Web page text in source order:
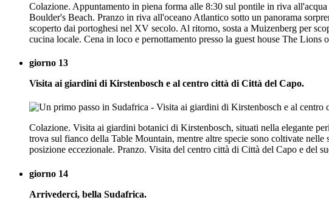
Colazione. Appuntamento in piena forma alle 8:30 sul pontile in riva
Boulder's Beach. Pranzo in riva all'oceano Atlantico sotto un panorama
scoperto dai portoghesi nel XV secolo. Al ritorno, sosta a Muizenberg per
cucina locale. Cena in loco e pernottamento presso la guest house The Lions
giorno 13
Visita ai giardini di Kirstenbosch e al centro città di Città del Capo.
Colazione. Visita ai giardini botanici di Kirstenbosch, situati nella elegante
trova sul fianco della Table Mountain, mentre altre specie sono coltivate
posizione eccezionale. Pranzo. Visita del centro città di Città del Capo e del
giorno 14
Arrivederci, bella Sudafrica.